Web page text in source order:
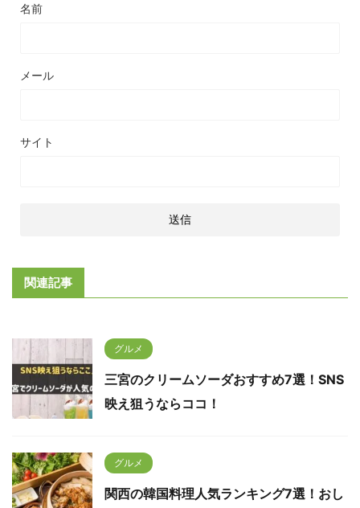
名前
メール
サイト
関連記事
グルメ
三宮のクリームソーダおすすめ7選！SNS
映え狙うならココ！
グルメ
関西の韓国料理人気ランキング7選！おし